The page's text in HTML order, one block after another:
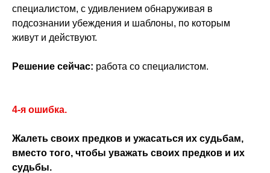
специалистом, с удивлением обнаруживая в
подсознании убеждения и шаблоны, по которым
живут и действуют.
Решение сейчас: работа со специалистом.
4-я ошибка.
Жалеть своих предков и ужасаться их судьбам,
вместо того, чтобы уважать своих предков и их
судьбы.